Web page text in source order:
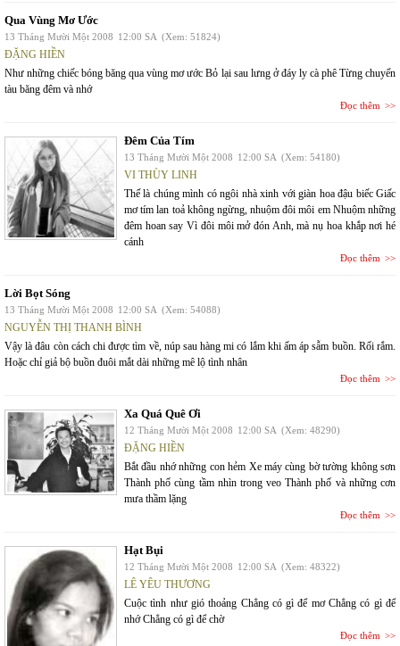
Qua Vùng Mơ Ước
13 Tháng Mười Một 2008 12:00 SA (Xem: 51824)
ĐẶNG HIỀN
Như những chiếc bóng băng qua vùng mơ ước Bỏ lại sau lưng ở đáy ly cà phê Từng chuyến
tàu băng đêm và nhớ
Đọc thêm
Đêm Của Tím
13 Tháng Mười Một 2008 12:00 SA (Xem: 54180)
VI THÙY LINH
Thế là chúng mình có ngôi nhà xinh với giàn hoa đậu biếc Giấc
mơ tím lan toả không ngừng, nhuộm đôi môi em Nhuộm những
đêm hoan say Vì đôi môi mở đón Anh, mà nụ hoa khắp nơi hé
cánh
Đọc thêm
Lời Bọt Sóng
13 Tháng Mười Một 2008 12:00 SA (Xem: 54088)
NGUYỄN THỊ THANH BÌNH
Vậy là đâu còn cách chi được tìm về, núp sau hàng mi có lắm khi ấm áp sẫm buồn. Rối rắm.
Hoặc chỉ giả bộ buồn đuôi mắt dài những mê lộ tình nhân
Đọc thêm
Xa Quá Quê Ơi
12 Tháng Mười Một 2008 12:00 SA (Xem: 48290)
ĐẶNG HIỀN
Bắt đầu nhớ những con hẻm Xe máy cùng bờ tường không sơn
Thành phố cùng tầm nhìn trong veo Thành phố và những cơn
mưa thầm lặng
Đọc thêm
Hạt Bụi
12 Tháng Mười Một 2008 12:00 SA (Xem: 48322)
LÊ YÊU THƯƠNG
Cuộc tình như gió thoảng Chẳng có gì để mơ Chẳng có gì để
nhớ Chẳng có gì để chờ
Đọc thêm